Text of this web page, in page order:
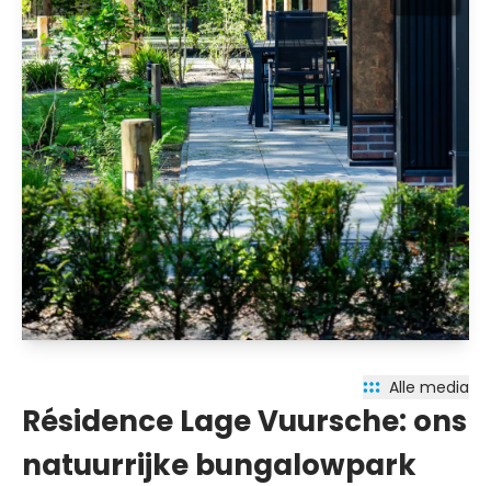
Alle media
Résidence Lage Vuursche: ons
natuurrijke bungalowpark